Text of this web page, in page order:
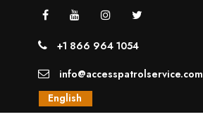
+1 866 964 1054
info@accesspatrolservice.com
English